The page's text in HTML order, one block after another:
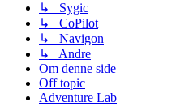
↳ Sygic
↳ CoPilot
↳ Navigon
↳ Andre
Om denne side
Off topic
Adventure Lab